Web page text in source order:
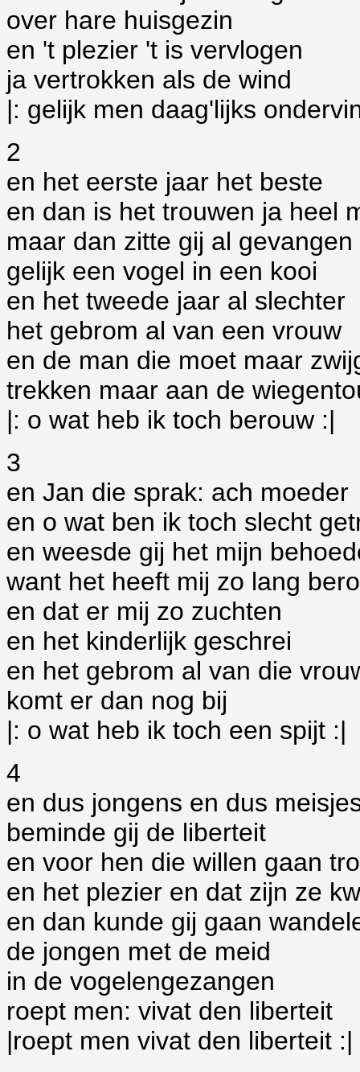
over hare huisgezin
en 't plezier 't is vervlogen
ja vertrokken als de wind
|: gelijk men daag'lijks
2
en het eerste jaar het beste
en dan is het trouwen ja heel
maar dan zitte gij al gevangen
gelijk een vogel in een kooi
en het tweede jaar al slechter
het gebrom al van een vrouw
en de man die moet maar
trekken maar aan de
|: o wat heb ik toch berouw :|
3
en Jan die sprak: ach moeder
en o wat ben ik toch slecht
en weesde gij het mijn
want het heeft mij zo lang
en dat er mij zo zuchten
en het kinderlijk geschrei
en het gebrom al van die
komt er dan nog bij
|: o wat heb ik toch een spijt :|
4
en dus jongens en dus
beminde gij de liberteit
en voor hen die willen gaan
en het plezier en dat zijn ze
en dan kunde gij gaan
de jongen met de meid
in de vogelengezangen
roept men: vivat den liberteit
|roept men vivat den liberteit :|